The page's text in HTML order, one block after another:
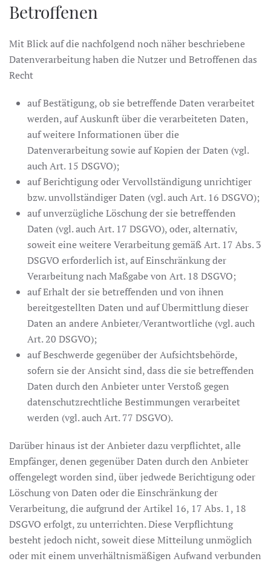
Betroffenen
Mit Blick auf die nachfolgend noch näher beschriebene
Datenverarbeitung haben die Nutzer und Betroffenen das
Recht
auf Bestätigung, ob sie betreffende Daten verarbeitet
werden, auf Auskunft über die verarbeiteten Daten,
auf weitere Informationen über die
Datenverarbeitung sowie auf Kopien der Daten (vgl.
auch Art. 15 DSGVO);
auf Berichtigung oder Vervollständigung unrichtiger
bzw. unvollständiger Daten (vgl. auch Art. 16 DSGVO);
auf unverzügliche Löschung der sie betreffenden
Daten (vgl. auch Art. 17 DSGVO), oder, alternativ,
soweit eine weitere Verarbeitung gemäß Art. 17 Abs. 3
DSGVO erforderlich ist, auf Einschränkung der
Verarbeitung nach Maßgabe von Art. 18 DSGVO;
auf Erhalt der sie betreffenden und von ihnen
bereitgestellten Daten und auf Übermittlung dieser
Daten an andere Anbieter/Verantwortliche (vgl. auch
Art. 20 DSGVO);
auf Beschwerde gegenüber der Aufsichtsbehörde,
sofern sie der Ansicht sind, dass die sie betreffenden
Daten durch den Anbieter unter Verstoß gegen
datenschutzrechtliche Bestimmungen verarbeitet
werden (vgl. auch Art. 77 DSGVO).
Darüber hinaus ist der Anbieter dazu verpflichtet, alle
Empfänger, denen gegenüber Daten durch den Anbieter
offengelegt worden sind, über jedwede Berichtigung oder
Löschung von Daten oder die Einschränkung der
Verarbeitung, die aufgrund der Artikel 16, 17 Abs. 1, 18
DSGVO erfolgt, zu unterrichten. Diese Verpflichtung
besteht jedoch nicht, soweit diese Mitteilung unmöglich
oder mit einem unverhältnismäßigen Aufwand verbunden